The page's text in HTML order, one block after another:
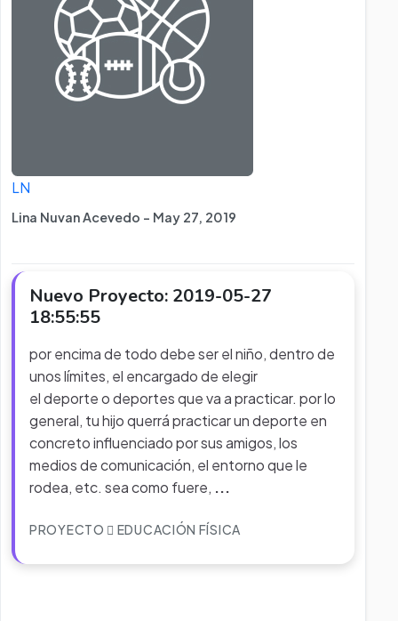
LN
Lina Nuvan Acevedo - May 27, 2019
Nuevo Proyecto: 2019-05-27
18:55:55
por encima de todo debe ser el niño, dentro de
unos límites, el encargado de elegir
el deporte o deportes que va a practicar. por lo
general, tu hijo querrá practicar un deporte en
concreto influenciado por sus amigos, los
medios de comunicación, el entorno que le
rodea, etc. sea como fuere, ...
PROYECTO EDUCACIÓN FÍSICA